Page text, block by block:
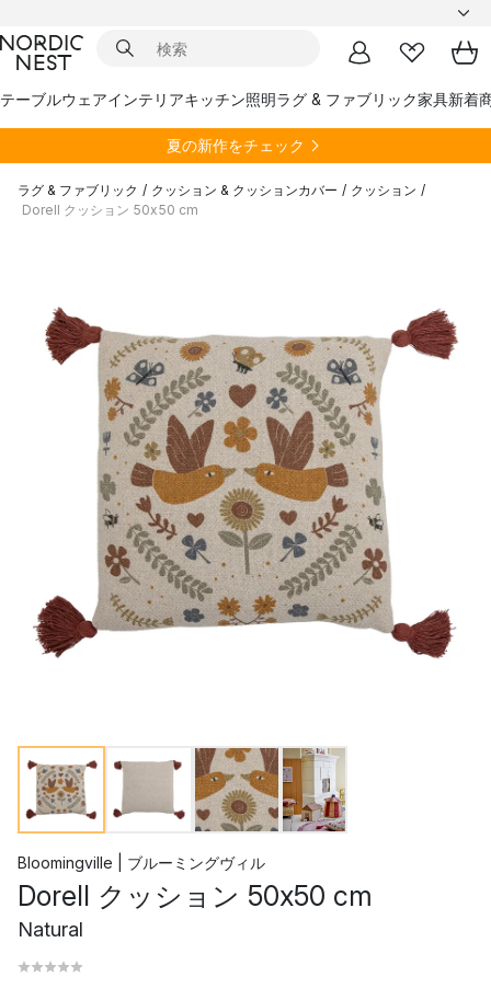
テーブルウェアインテリアキッチン照明ラグ & ファブリック家具新着
夏の新作をチェック
ラグ & ファブリック / クッション & クッションカバー / クッション /
Dorell クッション 50x50 cm
Bloomingville | ブルーミングヴィル
Dorell クッション 50x50 cm
Natural